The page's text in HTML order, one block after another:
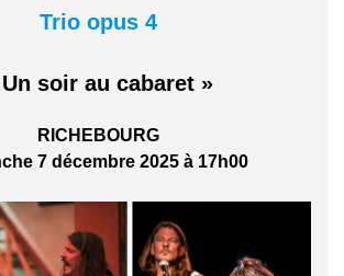
Trio opus 4
soir au cabaret »
RICHEBOURG
7 décembre 2025 à 17h00